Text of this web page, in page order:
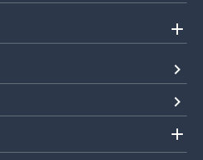
add
navigate_next
navigate_next
add